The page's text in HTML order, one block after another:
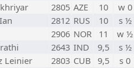
2805 AZE 10
w 0
2812 RUS 10
s ½
2906 NOR 11
w ½
2643 IND 9,5
s ½
Leinier 2803 CUB 9,5
s 0